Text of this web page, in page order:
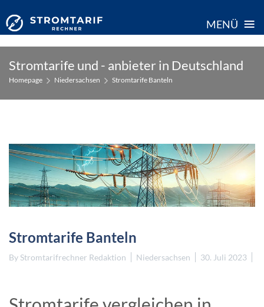
MENÜ ≡
content
Stromtarife und - anbieter in Deutschland
Homepage Niedersachsen Stromtarife Banteln
Stromtarife Banteln
By Stromtarifrechner Redaktion Niedersachsen 30. Juli 2023